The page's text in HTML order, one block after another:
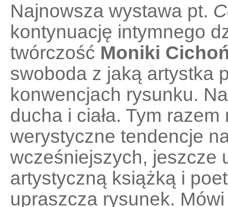
Najnowsza wystawa pt.
kontynuację intymnego
twórczość Moniki
swoboda z jaką artystka
konwencjach rysunku.
ducha i ciała. Tym
werystyczne tendencje
wcześniejszych, jeszcze
artystyczną książką i
upraszcza rysunek.